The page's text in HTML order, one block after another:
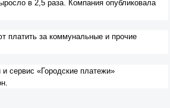
в 2,5 раза. Компания опубликовала
платить за коммунальные и прочие
сервис «Городские платежи»